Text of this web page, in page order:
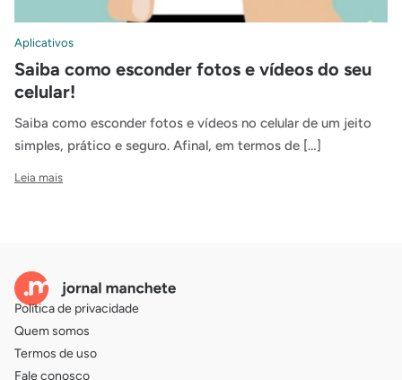
Aplicativos
Saiba como esconder fotos e vídeos do seu
celular!
Saiba como esconder fotos e vídeos no celular de um jeito
simples, prático e seguro. Afinal, em termos de […]
Leia mais
Política de privacidade
Quem somos
Termos de uso
Fale conosco